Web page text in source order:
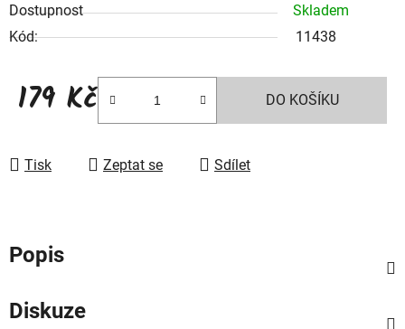
Dostupnost
Skladem
Kód:
11438
179 Kč DO KOŠÍKU
Tisk Zeptat se Sdílet
Popis
Diskuze